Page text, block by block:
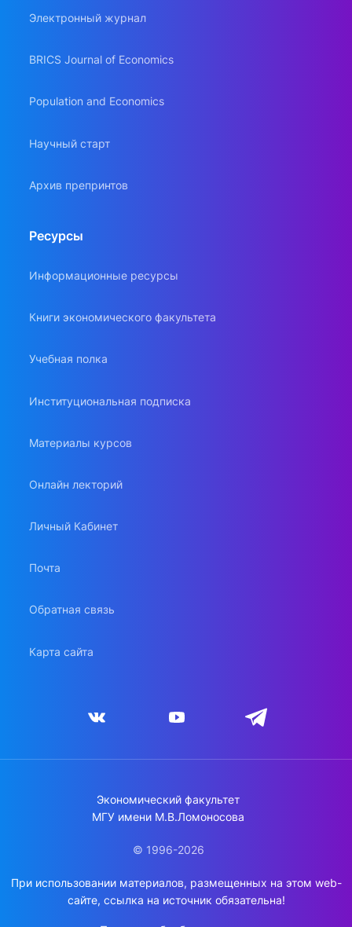
Электронный журнал
BRICS Journal of Economics
Population and Economics
Научный старт
Архив препринтов
Ресурсы
Информационные ресурсы
Книги экономического факультета
Учебная полка
Институциональная подписка
Материалы курсов
Онлайн лекторий
Личный Кабинет
Почта
Обратная связь
Карта сайта
Экономический факультет
МГУ имени М.В.Ломоносова
© 1996-2026
При использовании материалов, размещенных на этом web-
сайте, ссылка на источник обязательна!